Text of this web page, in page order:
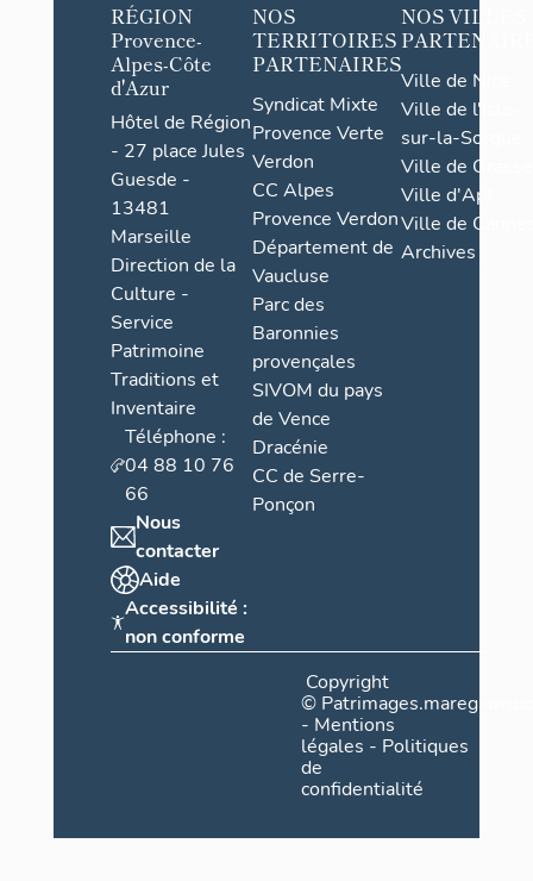
RÉGION
Provence-
Alpes-Côte
d'Azur
Hôtel de Région
- 27 place Jules
Guesde -
13481
Marseille
Direction de la
Culture -
Service
Patrimoine
Traditions et
Inventaire
Téléphone :
04 88 10 76
66
Nous
contacter
Aide
Accessibilité :
non conforme
NOS
TERRITOIRES
PARTENAIRES
Syndicat Mixte
Provence Verte
Verdon
CC Alpes
Provence Verdon
Département de
Vaucluse
Parc des
Baronnies
provençales
SIVOM du pays
de Vence
Dracénie
CC de Serre-
Ponçon
NOS VILLES
Ville de Nice
Ville de l'Isle-
sur-la-Sorgue
Ville de Grasse
Ville d'Apt
Ville de
Archives
Copyright
©
- Mentions
légales - Politiques
de
confidentialité